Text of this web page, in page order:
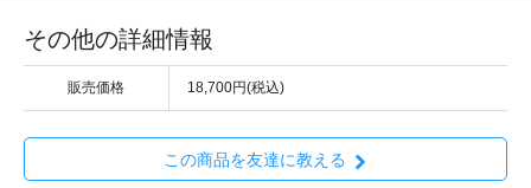
その他の詳細情報
販売価格 18,700円(税込)
この商品を友達に教える